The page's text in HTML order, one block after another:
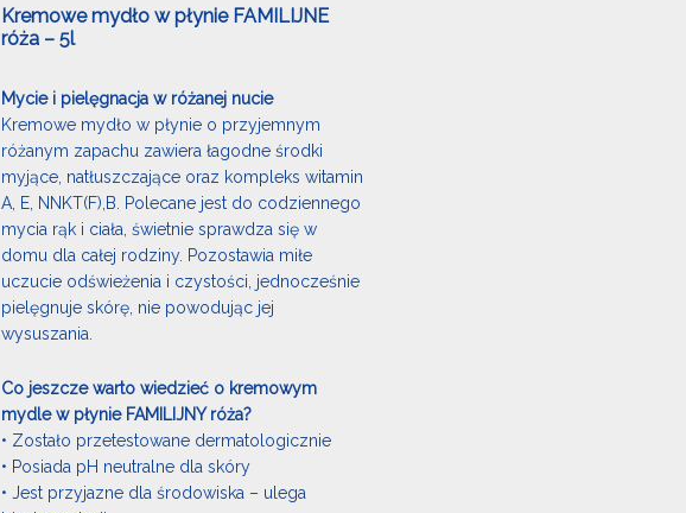
Kremowe mydło w płynie FAMILIJNE
róża – 5l
Mycie i pielęgnacja w różanej nucie
Kremowe mydło w płynie o przyjemnym
różanym zapachu zawiera łagodne środki
myjące, natłuszczające oraz kompleks witamin
A, E, NNKT(F),B. Polecane jest do codziennego
mycia rąk i ciała, świetnie sprawdza się w
domu dla całej rodziny. Pozostawia miłe
uczucie odświeżenia i czystości, jednocześnie
pielęgnuje skórę, nie powodując jej
wysuszania.
Co jeszcze warto wiedzieć o kremowym
mydle w płynie FAMILIJNY róża?
• Zostało przetestowane dermatologicznie
• Posiada pH neutralne dla skóry
• Jest przyjazne dla środowiska – ulega